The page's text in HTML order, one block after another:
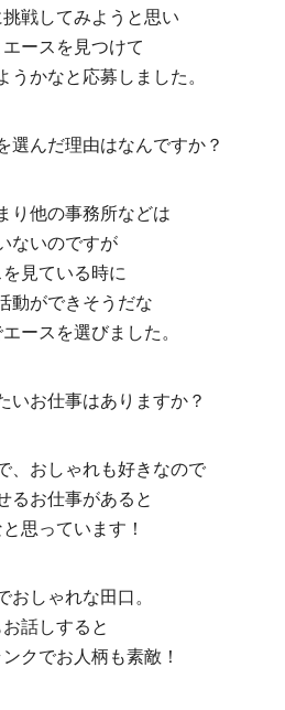
戦してみようと思い
ースを見つけて
うかなと応募しました。
選んだ理由はなんですか？
り他の事務所などは
ないのですが
見ている時に
動ができそうだな
ースを選びました。
いお仕事はありますか？
、おしゃれも好きなので
るお仕事があると
思っています！
おしゃれな田口。
話しすると
クでお人柄も素敵！